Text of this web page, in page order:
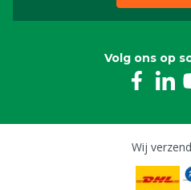
Volg ons op
Wij